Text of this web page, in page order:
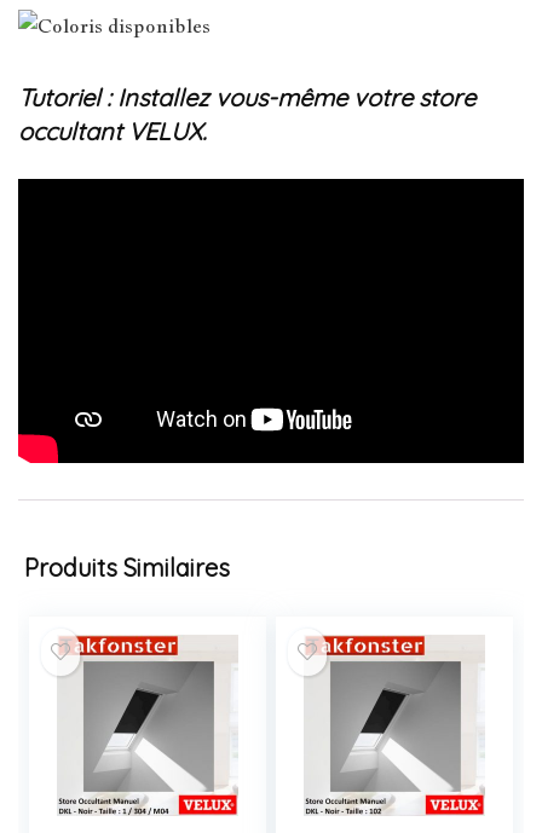
Tutoriel : Installez vous-même votre store
occultant VELUX.
Produits Similaires